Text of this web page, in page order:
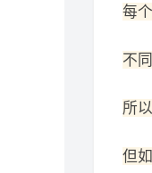
每
不
所
但